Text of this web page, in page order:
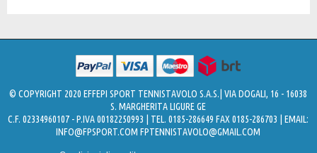
© COPYRIGHT 2020 EFFEPI SPORT TENNISTAVOLO S.A.S.| VIA DOGALI, 16 - 16038
S. MARGHERITA LIGURE GE
C.F. 02334960107 - P.IVA 00182250993 | TEL. 0185-286649 FAX 0185-286703 | EMAIL:
INFO@FPSPORT.COM FPTENNISTAVOLO@GMAIL.COM